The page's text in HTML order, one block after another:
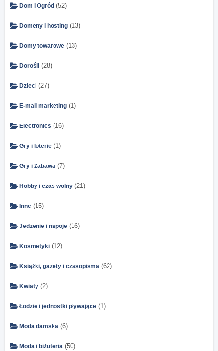
Dom i Ogród (52)
Domeny i hosting (13)
Domy towarowe (13)
Dorośli (28)
Dzieci (27)
E-mail marketing (1)
Electronics (16)
Gry i loterie (1)
Gry i Zabawa (7)
Hobby i czas wolny (21)
Inne (15)
Jedzenie i napoje (16)
Kosmetyki (12)
Książki, gazety i czasopisma (62)
Kwiaty (2)
Łodzie i jednostki pływające (1)
Moda damska (6)
Moda i biżuteria (50)